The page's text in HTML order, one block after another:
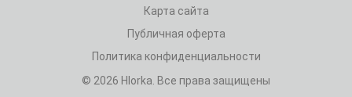
Карта сайта
Публичная оферта
Политика конфиденциальности
© 2026 Hlorka. Все права защищены